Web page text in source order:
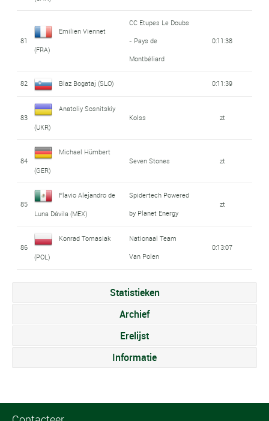
81
Emilien Viennet
(FRA)
CC Etupes Le Doubs
- Pays de
Montbéliard
0:11:38
82 Blaz Bogataj (SLO) 0:11:39
83
Anatoliy Sosnitskiy
(UKR)
Kolss zt
84
Michael Hümbert
(GER)
Seven Stones zt
85
Flavio Alejandro de
Luna Dávila (MEX)
Spidertech Powered
by Planet Energy
zt
86
Konrad Tomasiak
(POL)
Nationaal Team
Van Polen
0:13:07
Statistieken
Archief
Erelijst
Informatie